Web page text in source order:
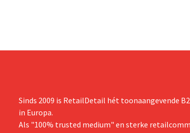
Sinds 2009 is RetailDetail hét toonaangevende
in Europa.
Als "100% trusted medium" en sterke